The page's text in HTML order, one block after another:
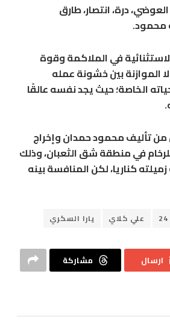
درة، انتصار، طارق
محمود.
في الملاكمة وقوة
الموازنة بين خشونة عمله
الخاصة؛ حيث يجد نفسه عالقًا
تأليف محمود حمدان وإخراج
في منطقة شق الثعبان، وذلك
كناريا، لكن المنافسة بينه
علي كلاي يارا السكري
ارسال مشاركة